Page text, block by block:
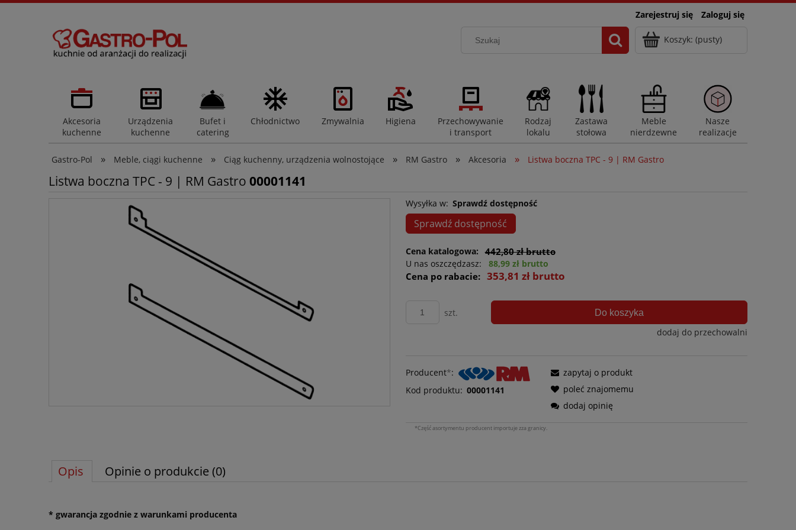
Zarejestruj się Zaloguj się
Koszyk: (pusty)
Akcesoria
kuchenne
Urządzenia
kuchenne
Bufet i
catering
Chłodnictwo Zmywalnia Higiena
Przechowywanie
i transport
Rodzaj
lokalu
Zastawa
stołowa
Meble
nierdzewne
Nasze
realizacje
Gastro-Pol » Meble, ciągi kuchenne » Ciąg kuchenny, urządzenia wolnostojące » RM Gastro » Akcesoria » Listwa boczna TPC - 9 | RM Gastro
Listwa boczna TPC - 9 | RM Gastro 00001141
Wysyłka w: Sprawdź dostępność
Sprawdź dostępność
Cena katalogowa: 442,80 zł brutto
U nas oszczędzasz: 88,99 zł brutto
Cena po rabacie: 353,81 zł brutto
szt. Do koszyka
dodaj do przechowalni
Producent*:
Kod produktu: 00001141
zapytaj o produkt
poleć znajomemu
dodaj opinię
*Część asortymentu producent importuje zza granicy.
Opis Opinie o produkcie (0)
* gwarancja zgodnie z warunkami producenta